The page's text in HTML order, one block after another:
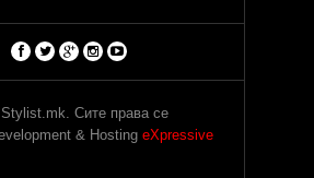
Сите права се
& Hosting eXpressive